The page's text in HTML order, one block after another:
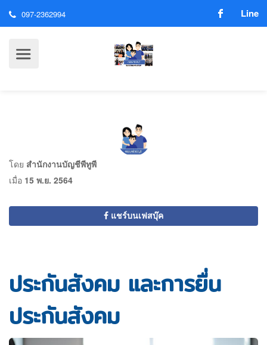
097-2362994 Line
โดย สำนักงานบัญชีพีทูพี
เมื่อ 15 พ.ย. 2564
แชร์บนเฟสบุ๊ค
ประกันสังคม และการยื่น
ประกันสังคม